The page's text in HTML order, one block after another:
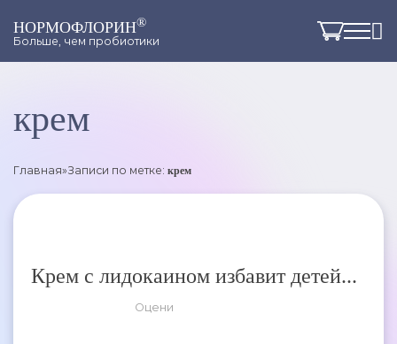
НОРМОФЛОРИН®
Больше, чем пробиотики
крем
Главная»Записи по метке: крем
Крем с лидокаином избавит детей...
Оцени